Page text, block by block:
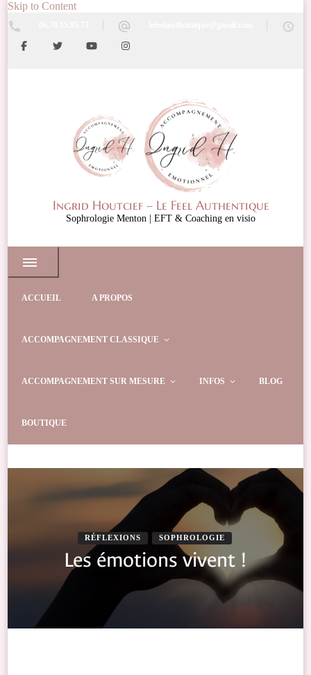
Skip to Content
Ingrid Houtcief – Le Feel Authentique
Sophrologie Menton | EFT & Coaching en visio
ACCUEIL A PROPOS
ACCOMPAGNEMENT CLASSIQUE
ACCOMPAGNEMENT SUR MESURE INFOS BLOG
BOUTIQUE
RÉFLEXIONS SOPHROLOGIE
Les émotions vivent !